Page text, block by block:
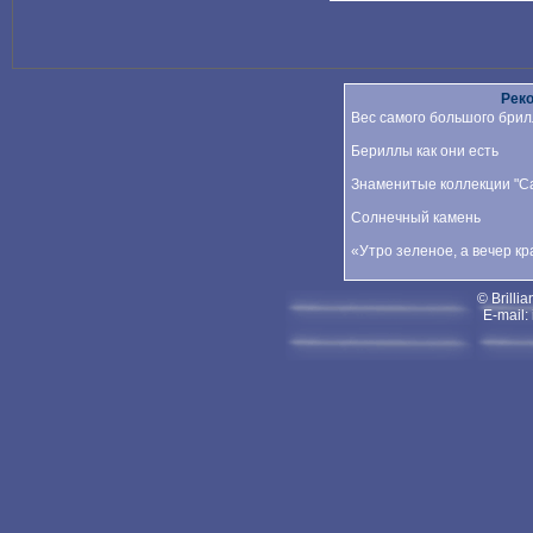
Вес самого большого
Бериллы как они есть
Знаменитые коллекции
Солнечный камень
«Утро зеленое, а вечер
©
E-mail: